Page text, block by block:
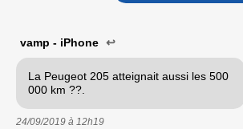
vamp - iPhone ↩
La Peugeot 205 atteignait aussi les 500
000 km ??.
24/09/2019 à 12h19